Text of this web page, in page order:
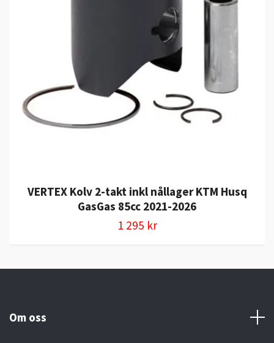
VERTEX Kolv 2-takt inkl nållager KTM Husq
GasGas 85cc 2021-2026
1 295 kr
Om oss